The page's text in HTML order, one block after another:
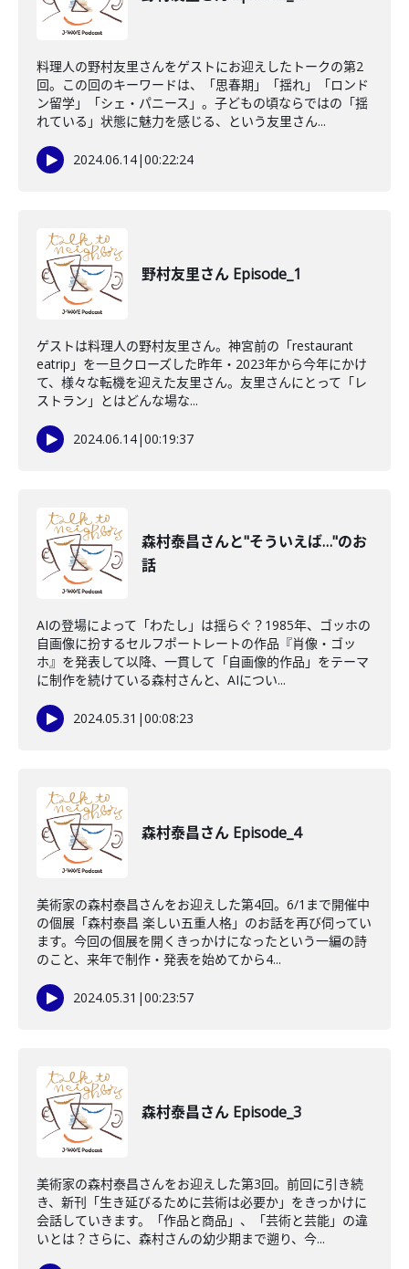
料理人の野村友里さんをゲストにお迎えしたトークの第2
回。この回のキーワードは、「思春期」「揺れ」「ロンド
ン留学」「シェ・パニース」。子どもの頃ならではの「揺
れている」状態に魅力を感じる、という友里さん...
2024.06.14|00:22:24
野村友里さん Episode_1
ゲストは料理人の野村友里さん。神宮前の「restaurant
eatrip」を一旦クローズした昨年・2023年から今年にかけ
て、様々な転機を迎えた友里さん。友里さんにとって「レ
ストラン」とはどんな場な...
2024.06.14|00:19:37
森村泰昌さんと"そういえば…"のお
話
AIの登場によって「わたし」は揺らぐ？1985年、ゴッホの
自画像に扮するセルフポートレートの作品『肖像・ゴッ
ホ』を発表して以降、一貫して「自画像的作品」をテーマ
に制作を続けている森村さんと、AIについ...
2024.05.31 |00:08:23
森村泰昌さん Episode_4
美術家の森村泰昌さんをお迎えした第4回。6/1まで開催中
の個展「森村泰昌 楽しい五重人格」のお話を再び伺ってい
ます。今回の個展を開くきっかけになったという一編の詩
のこと、来年で制作・発表を始めてから4...
2024.05.31 |00:23:57
森村泰昌さん Episode_3
美術家の森村泰昌さんをお迎えした第3回。前回に引き続
き、新刊「生き延びるために芸術は必要か」をきっかけに
会話していきます。「作品と商品」、「芸術と芸能」の違
いとは？さらに、森村さんの幼少期まで遡り、今...